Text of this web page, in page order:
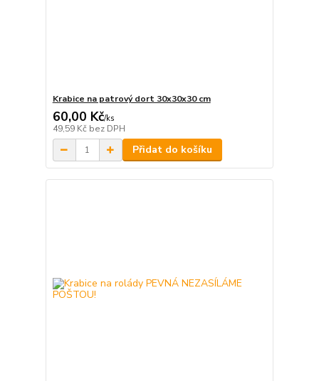
Krabice na patrový dort 30x30x30 cm
60,00 Kč/ks
49,59 Kč bez DPH
Přidat do košíku